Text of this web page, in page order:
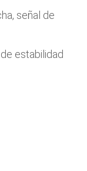
señal de
estabilidad